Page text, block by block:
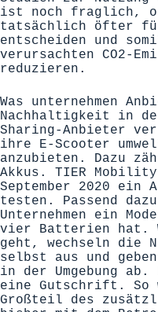
ist noch fraglich,
tatsächlich öfter
entscheiden und
verursachten CO2-
reduzieren.
Was unternehmen
Nachhaltigkeit in
Sharing-Anbieter
ihre E-Scooter
anzubieten. Dazu
Akkus. TIER
September 2020 ein
testen. Passend
Unternehmen ein
vier Batterien hat.
geht, wechseln die
selbst aus und
in der Umgebung
eine Gutschrift. So
Großteil des